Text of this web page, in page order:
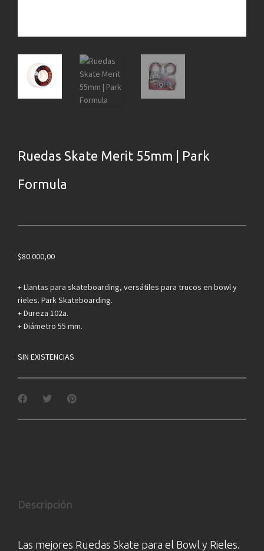
Ruedas Skate Merit 55mm | Park
Formula
$80.000,00
+ Llantas para skateboarding, versátiles para trucos en bowl y
rieles. Park Skateboarding.
+ Dureza 102a.
+ Diámetro 55 mm.
SIN EXISTENCIAS
Descripción
Las mejores Ruedas Skate para el Bowl y Rieles.